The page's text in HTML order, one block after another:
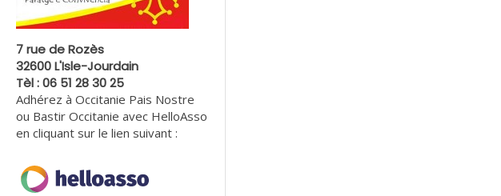
7 rue de Rozès
32600 L'Isle-Jourdain
Tèl : 06 51 28 30 25
Adhérez à Occitanie Pais Nostre
ou Bastir Occitanie avec HelloAsso
en cliquant sur le lien suivant :